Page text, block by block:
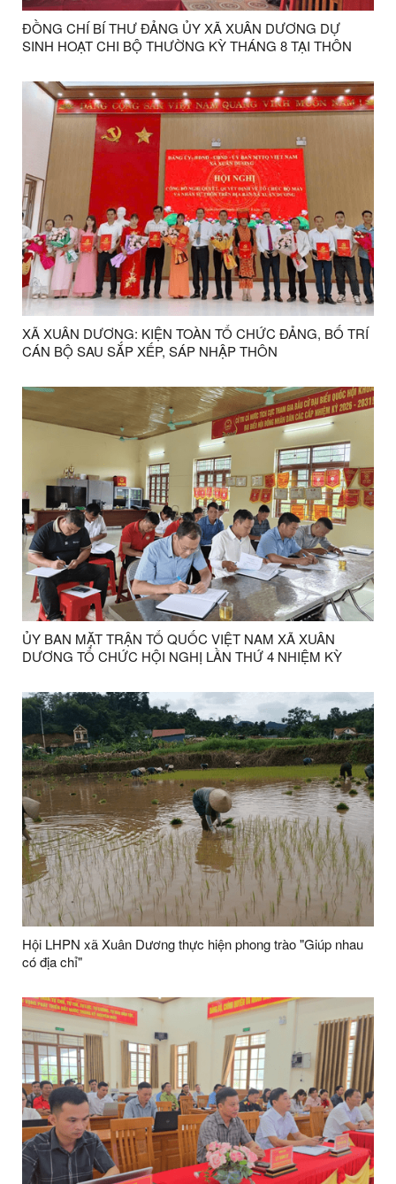
ĐỒNG CHÍ BÍ THƯ ĐẢNG ỦY XÃ XUÂN DƯƠNG DỰ
SINH HOẠT CHI BỘ THƯỜNG KỲ THÁNG 8 TẠI THÔN
XÃ XUÂN DƯƠNG: KIỆN TOÀN TỔ CHỨC ĐẢNG, BỐ TRÍ
CÁN BỘ SAU SẮP XẾP, SÁP NHẬP THÔN
ỦY BAN MẶT TRẬN TỔ QUỐC VIỆT NAM XÃ XUÂN
DƯƠNG TỔ CHỨC HỘI NGHỊ LẦN THỨ 4 NHIỆM KỲ
Hội LHPN xã Xuân Dương thực hiện phong trào "Giúp nhau
có địa chỉ"